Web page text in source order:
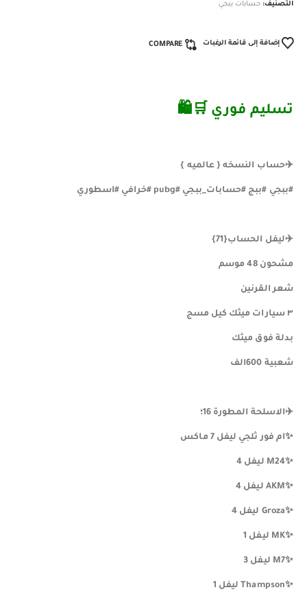
التصنيف: حسابات ببجي
إضافة إلى قائمة الرغبات COMPARE
تسليم فوري ️🛒🛍
✈️حساب النسخه { عالميه }
#ببجي #ببج #حسابات_ببجي #pubg #خرافي #اسطوري
✈️ليفل الحساب{71}
مشحون 48 موسم
شعر القرنين
٣ سيارات ميثك كيل مسج
بدلة فوق ميثك
شعبية 600الف
✈️الاسلحة المطورة 16؛
✨️ام فور ثلجي ليفل 7 ماكس
✨️M24 ليفل 4
✨️AKM ليفل 4
✨️Groza ليفل 4
✨️MK ليفل 1
✨️M7 ليفل 3
✨️Thampson ليفل 1